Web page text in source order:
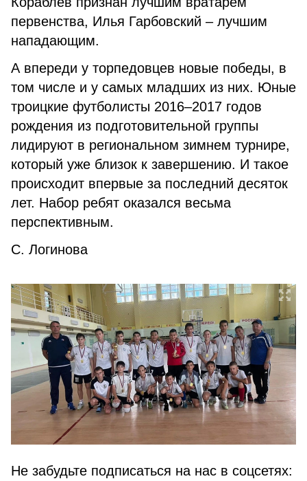
первенства, Илья Гарбовский – лучшим
нападающим.
А впереди у торпедовцев новые победы, в
том числе и у самых младших из них. Юные
троицкие футболисты 2016–2017 годов
рождения из подготовительной группы
лидируют в региональном зимнем турнире,
который уже близок к завершению. И такое
происходит впервые за последний десяток
лет. Набор ребят оказался весьма
перспективным.
С. Логинова
Не забудьте подписаться на нас в соцсетях: